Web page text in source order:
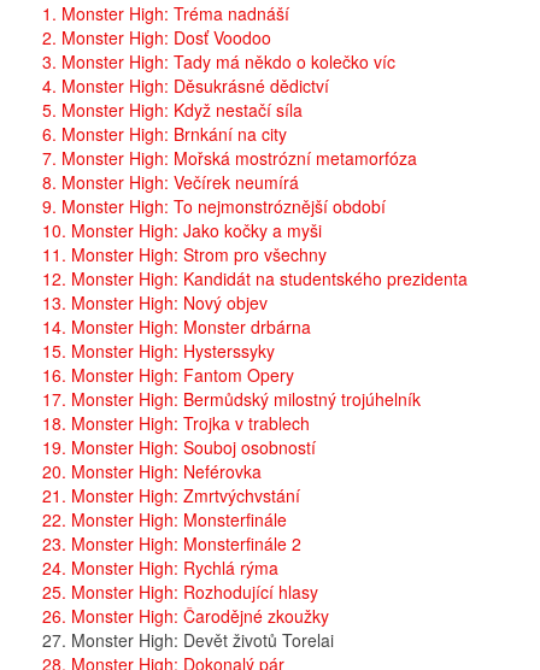
1. Monster High: Tréma nadnáší
2. Monster High: Dosť Voodoo
3. Monster High: Tady má někdo o kolečko víc
4. Monster High: Děsukrásné dědictví
5. Monster High: Když nestačí síla
6. Monster High: Brnkání na city
7. Monster High: Mořská mostrózní metamorfóza
8. Monster High: Večírek neumírá
9. Monster High: To nejmonstróznější období
10. Monster High: Jako kočky a myši
11. Monster High: Strom pro všechny
12. Monster High: Kandidát na studentského prezidenta
13. Monster High: Nový objev
14. Monster High: Monster drbárna
15. Monster High: Hysterssyky
16. Monster High: Fantom Opery
17. Monster High: Bermůdský milostný trojúhelník
18. Monster High: Trojka v trablech
19. Monster High: Souboj osobností
20. Monster High: Neférovka
21. Monster High: Zmrtvýchvstání
22. Monster High: Monsterfinále
23. Monster High: Monsterfinále 2
24. Monster High: Rychlá rýma
25. Monster High: Rozhodující hlasy
26. Monster High: Čarodějné zkoužky
27. Monster High: Devět životů Torelai
28. Monster High: Dokonalý pár